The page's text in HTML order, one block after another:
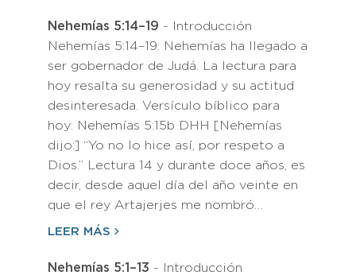
Nehemías 5:14–19 - Introducción
Nehemías 5:14–19: Nehemías ha llegado a
ser gobernador de Judá. La lectura para
hoy resalta su generosidad y su actitud
desinteresada. Versículo bíblico para
hoy: Nehemías 5:15b DHH [Nehemías
dijo:] “Yo no lo hice así, por respeto a
Dios.” Lectura 14 y durante doce años, es
decir, desde aquel día del año veinte en
que el rey Artajerjes me nombró…
LEER MÁS
Nehemías 5:1–13 - Introducción